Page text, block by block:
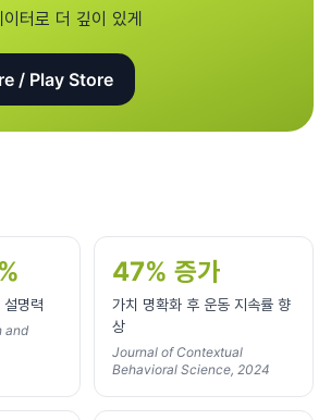
터로 더 깊이 있게
/ Play Store
명력
and
47% 증가
가치 명확화 후 운동 지속률 향
상
Journal of Contextual
Behavioral Science, 2024